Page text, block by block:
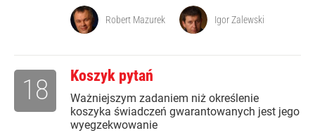
Robert Mazurek Igor Zalewski
Koszyk pytań
Ważniejszym zadaniem niż określenie
koszyka świadczeń gwarantowanych jest jego
wyegzekwowanie
18